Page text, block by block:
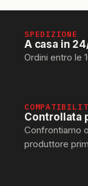
SPEDIZIONE
A casa in
Ordini entro le
Controllata
Confrontiamo
produttore